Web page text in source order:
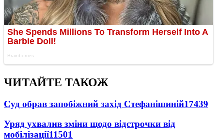
ЧИТАЙТЕ ТАКОЖ
Суд обрав запобіжний захід Стефанішиній17439
Уряд ухвалив зміни щодо відстрочки від
мобілізації11501